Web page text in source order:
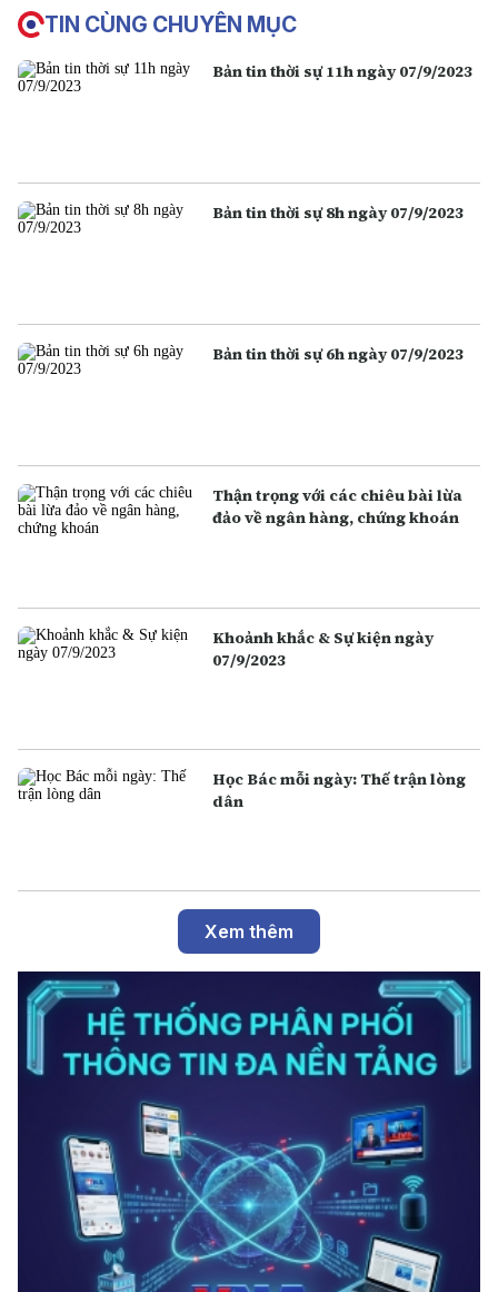
TIN CÙNG CHUYÊN MỤC
Bản tin thời sự 11h ngày 07/9/2023
Bản tin thời sự 8h ngày 07/9/2023
Bản tin thời sự 6h ngày 07/9/2023
Thận trọng với các chiêu bài lừa
đảo về ngân hàng, chứng khoán
Khoảnh khắc & Sự kiện ngày
07/9/2023
Học Bác mỗi ngày: Thế trận lòng
dân
Xem thêm